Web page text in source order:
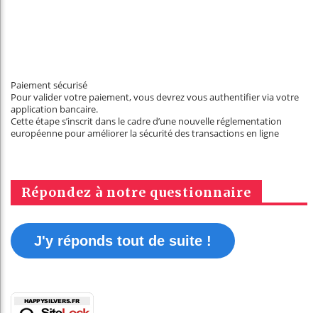
Paiement sécurisé
Pour valider votre paiement, vous devrez vous authentifier via votre
application bancaire.
Cette étape s’inscrit dans le cadre d’une nouvelle réglementation
européenne pour améliorer la sécurité des transactions en ligne
Répondez à notre questionnaire
J'y réponds tout de suite !